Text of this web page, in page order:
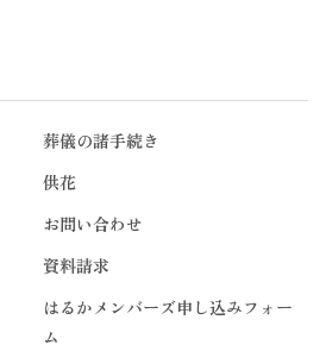
葬儀の諸手続き
供花
お問い合わせ
資料請求
はるかメンバーズ申し込みフォー
ム